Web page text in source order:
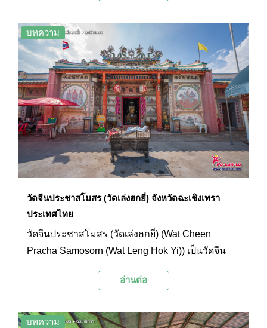
ปางมารวิชัยที่ประดิษฐานอยู่ภายในพระอุโบสถ
นอกจากนี้ภายในบริเวณยังมีพระบรมราชานุสาวรีย์
สมเด็จพระเจ้าตากสินมหาราชที่เป็นอนุสรณ์รำลึกถึง
ชัยชนะในการปราบทัพพม่าบริเวณนี้เมื่อในอดีตอีก
ด้วย
บทความ
วัดจีนประชาสโมสร (วัดเล่งฮกยี่) จังหวัดฉะเชิงเทรา
ประเทศไทย
วัดจีนประชาสโมสร (วัดเล่งฮกยี่) (Wat Cheen
Pracha Samosorn (Wat Leng Hok Yi)) เป็นวัดจีน
ภายในมีวิหารและศาลเจ้าที่สร้างด้วยสถาปัตยกรรม
เทพต่างๆ หลายองค์ เป็นสถานที่ที่ชาวไทยเชื้อสายจีน
อ่านต่อ
บทความ